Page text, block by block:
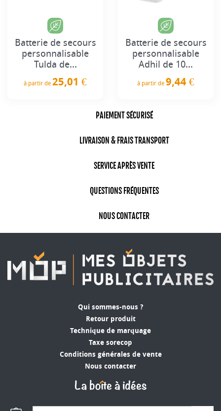
Batterie de secours
personnalisable
Tulda de...
à partir de 25,01 €
Batterie de secours
personnalisable
Adhil de 10...
à partir de 9,44 €
PAIEMENT SÉCURISÉ
LIVRAISON & FRAIS TRANSPORT
SERVICE APRÈS VENTE
QUESTIONS FRÉQUENTES
NOUS CONTACTER
Qui sommes-nous ?
Retour produit
Technique de marquage
Taxe sorecop
Conditions générales de vente
Nous contacter